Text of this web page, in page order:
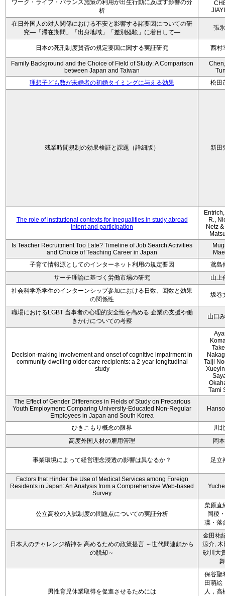
ワーク・ライフ・バランス施策の利用が出生行動に及ぼす影響の分
析
在日外国人の対人関係における不安と影響する諸要因についての研
究―「滞在期間」「出身地域」「差別経験」に着目して―
張
日本の死刑制度賛否の規定要因に関する実証研究 西村
Family Background and the Choice of Field of Study: A Comparison
between Japan and Taiwan
理想子ども数が未婚者の初婚タイミングに与える効果
松田
残業時間規制の効果検証と課題（詳細版） 新田
The role of institutional contexts for inequalities in study abroad
intent and participation
R.,
Netz
Is Teacher Recruitment Too Late? Timeline of Job Search Activities
and Choice of Teaching Career in Japan
子育て情報源としてのインターネット利用の規定要因
鳶島
サーチ理論に基づく労働市場の研究
山上
社会科学系学生のインターンシップ参加における日数、回数と効果
の関係性
坂巻
職場におけるLGBT 当事者の心理的安全性を高める 企業の支援や働
きかけについての考察
山口
Decision-making involvement and onset of cognitive impairment in
community-dwelling older care recipients: a 2-year longitudinal
study
Taiji
Tami
The Effect of Gender Differences in Fields of Study on Precarious
Youth Employment: Comparing University-Educated Non-Regular
Employees in Japan and South Korea
ひきこもり概念の限界
川
高度外国人材の雇用管理
岡
事業環境によって経営理念浸透の影響は異なるか？ 足立
Factors that Hinder the Use of Medical Services among Foreign
Residents in Japan: An Analysis from a Comprehensive Web-based
Survey
公立高校の入試制度の問題点についての実証分析
柴原直
岡稜
凜・落
日本人のチャレンジ精神を 高めるための政策提言 ～世代間連鎖から
の脱却～
金田祐
涼介, 木
砂川大
舞
男性育児休業取得を促進させるためには
保谷聖
田萌絵
人，高